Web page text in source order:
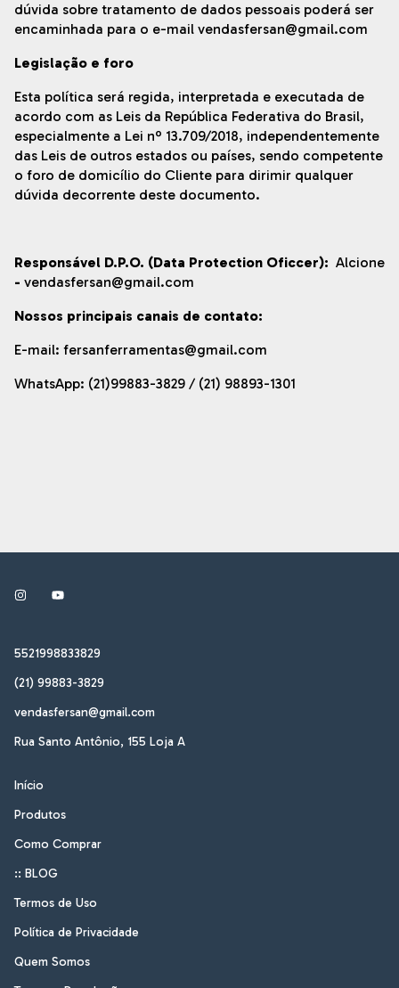
dúvida sobre tratamento de dados pessoais poderá ser
encaminhada para o e-mail vendasfersan@gmail.com
Legislação e foro
Esta política será regida, interpretada e executada de
acordo com as Leis da República Federativa do Brasil,
especialmente a Lei nº 13.709/2018, independentemente
das Leis de outros estados ou países, sendo competente
o foro de domicílio do Cliente para dirimir qualquer
dúvida decorrente deste documento.
Responsável D.P.O. (Data Protection Oficcer): Alcione
- vendasfersan@gmail.com
Nossos principais canais de contato:
E-mail: fersanferramentas@gmail.com
WhatsApp: (21)99883-3829 / (21) 98893-1301
5521998833829
(21) 99883-3829
vendasfersan@gmail.com
Rua Santo Antônio, 155 Loja A
Início
Produtos
Como Comprar
:: BLOG
Termos de Uso
Política de Privacidade
Quem Somos